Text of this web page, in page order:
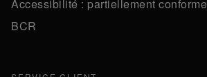
Accessibilité : partiellement conforme
BCR